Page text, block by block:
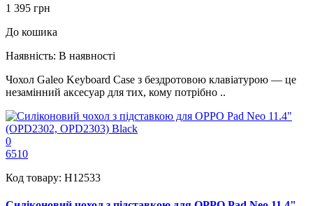
1 395 грн
До кошика
Наявність: В наявності
Чохол Galeo Keyboard Case з бездротовою клавіатурою — це
незамінний аксесуар для тих, кому потрібно ..
0
6510
Код товару: H12533